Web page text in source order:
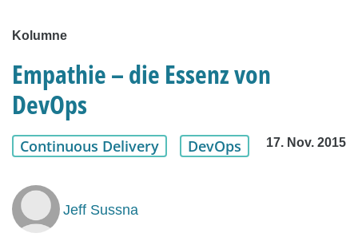
Kolumne
Empathie – die Essenz von
DevOps
Continuous Delivery DevOps 17. Nov. 2015
Jeff Sussna